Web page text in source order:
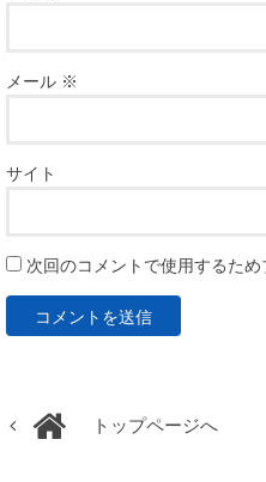
メール ※
サイト
次回のコメントで使用するた
トップページへ